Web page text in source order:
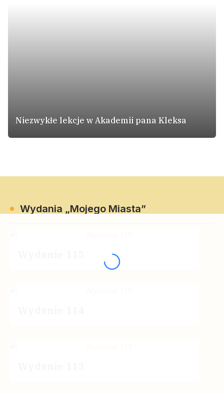
Niezwykłe lekcje w Akademii pana Kleksa
Wydania „Mojego Miasta”